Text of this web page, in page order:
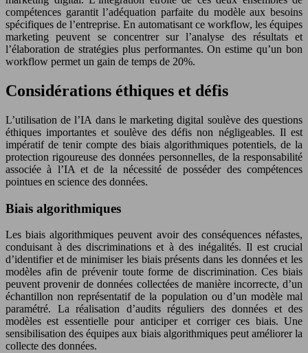
compétences garantit l’adéquation parfaite du modèle aux besoins
spécifiques de l’entreprise. En automatisant ce workflow, les équipes
marketing peuvent se concentrer sur l’analyse des résultats et
l’élaboration de stratégies plus performantes. On estime qu’un bon
workflow permet un gain de temps de 20%.
Considérations éthiques et défis
L’utilisation de l’IA dans le marketing digital soulève des questions
éthiques importantes et soulève des défis non négligeables. Il est
impératif de tenir compte des biais algorithmiques potentiels, de la
protection rigoureuse des données personnelles, de la responsabilité
associée à l’IA et de la nécessité de posséder des compétences
pointues en science des données.
Biais algorithmiques
Les biais algorithmiques peuvent avoir des conséquences néfastes,
conduisant à des discriminations et à des inégalités. Il est crucial
d’identifier et de minimiser les biais présents dans les données et les
modèles afin de prévenir toute forme de discrimination. Ces biais
peuvent provenir de données collectées de manière incorrecte, d’un
échantillon non représentatif de la population ou d’un modèle mal
paramétré. La réalisation d’audits réguliers des données et des
modèles est essentielle pour anticiper et corriger ces biais. Une
sensibilisation des équipes aux biais algorithmiques peut améliorer la
collecte des données.